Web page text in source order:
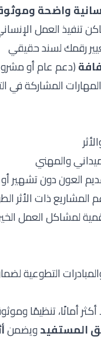
واضحة
تنفيذ العمل
رقمك لسند حقيقي
(دعم عام أو
المشاركة في
والمهني
العون دون تشهير
ذات الأثر
لمشاكل العمل
المبادرات التطوعية
أكثر أمانًا، تنظيمًا
المستفيدويضمن